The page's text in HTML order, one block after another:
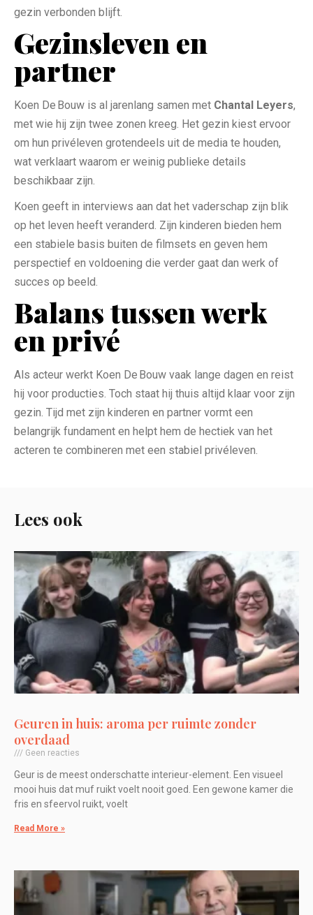
gezin verbonden blijft.
Gezinsleven en
partner
Koen De Bouw is al jarenlang samen met Chantal Leyers,
met wie hij zijn twee zonen kreeg. Het gezin kiest ervoor
om hun privéleven grotendeels uit de media te houden,
wat verklaart waarom er weinig publieke details
beschikbaar zijn.
Koen geeft in interviews aan dat het vaderschap zijn blik
op het leven heeft veranderd. Zijn kinderen bieden hem
een stabiele basis buiten de filmsets en geven hem
perspectief en voldoening die verder gaat dan werk of
succes op beeld.
Balans tussen werk
en privé
Als acteur werkt Koen De Bouw vaak lange dagen en reist
hij voor producties. Toch staat hij thuis altijd klaar voor zijn
gezin. Tijd met zijn kinderen en partner vormt een
belangrijk fundament en helpt hem de hectiek van het
acteren te combineren met een stabiel privéleven.
Lees ook
Geuren in huis: aroma per ruimte zonder
overdaad
Geen reacties
Geur is de meest onderschatte interieur-element. Een visueel
mooi huis dat muf ruikt voelt nooit goed. Een gewone kamer die
fris en sfeervol ruikt, voelt
Read More »